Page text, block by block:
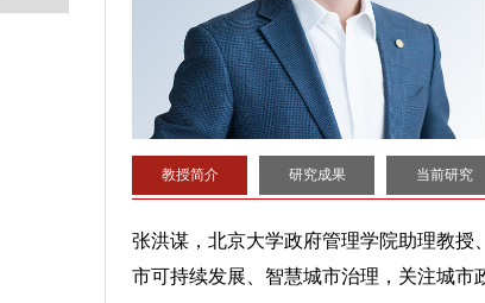
教授简介 研究成果 当前研究
张洪谋，北京大学政府管理学院助理教
市可持续发展、智慧城市治理，关注城市